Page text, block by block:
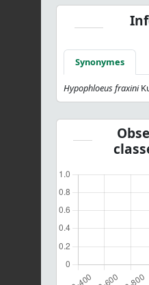
Synonymes
Hypophloeus fraxini